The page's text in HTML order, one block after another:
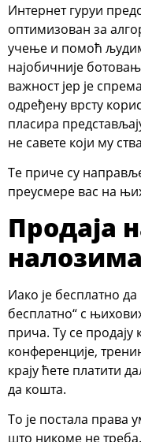
Интернет гуруи
оптимизован за
учење и помоћ
најобичније
важност јер је
одређену врсту
пласира
не савете који му
Те приче су
преусмере вас на
Продаја
налозима
Иако је бесплатно
бесплатно“ с
прича. Ту се
конференције,
крају ћете платити
да кошта.
То је постала права
што никоме не